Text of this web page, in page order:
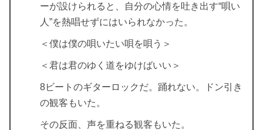
ーが設けられると、自分の心情を吐き出す“唄い
人”を熱唱せずにはいられなかった。
＜僕は僕の唄いたい唄を唄う＞
＜君は君のゆく道をゆけばいい＞
8ビートのギターロックだ。踊れない。ドン引き
の観客もいた。
その反面、声を重ねる観客もいた。